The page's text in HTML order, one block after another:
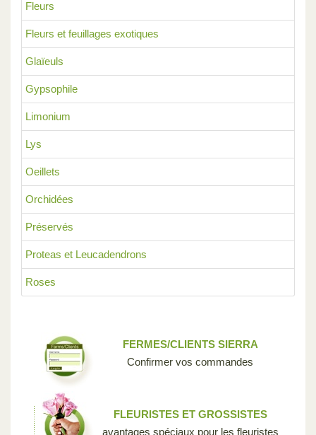
Fleurs
Fleurs et feuillages exotiques
Glaïeuls
Gypsophile
Limonium
Lys
Oeillets
Orchidées
Préservés
Proteas et Leucadendrons
Roses
FERMES/CLIENTS SIERRA
Confirmer vos commandes
FLEURISTES ET GROSSISTES
avantages spéciaux pour les fleuristes